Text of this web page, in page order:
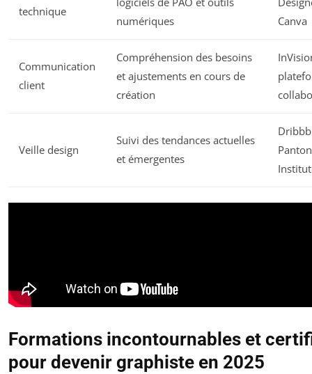
technique
numériques
Canva
Communication
client
Compréhension des besoins
et ajustements en cours de
création
Veille design
Suivi des tendances actuelles
et émergentes
Formations incontournables et
pour devenir graphiste en 2025